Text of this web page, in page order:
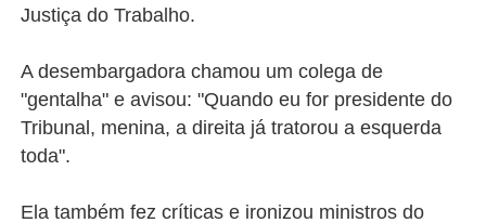
Justiça do Trabalho.
A desembargadora chamou um colega de
"gentalha" e avisou: "Quando eu for presidente do
Tribunal, menina, a direita já tratorou a esquerda
toda".
Ela também fez críticas e ironizou ministros do